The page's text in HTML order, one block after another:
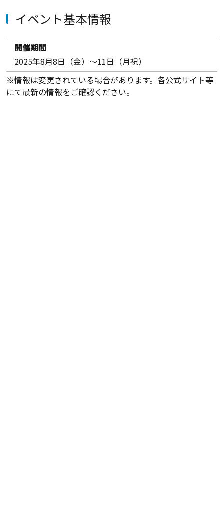
イベント基本情報
開催期間
2025年8月8日（金）～11日（月祝）
※情報は変更されている場合があります。各公式サイト等
にて最新の情報をご確認ください。